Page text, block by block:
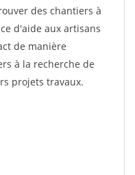
des chantiers à
d'aide aux artisans
de manière
à la recherche de
projets travaux.